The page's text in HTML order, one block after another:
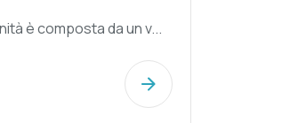
è composta da un v...